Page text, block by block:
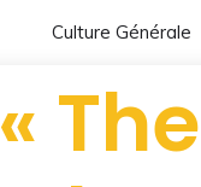
Culture Générale
«